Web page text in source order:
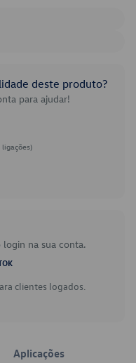
deste produto?
para ajudar!
na sua conta.
clientes logados.
Aplicações